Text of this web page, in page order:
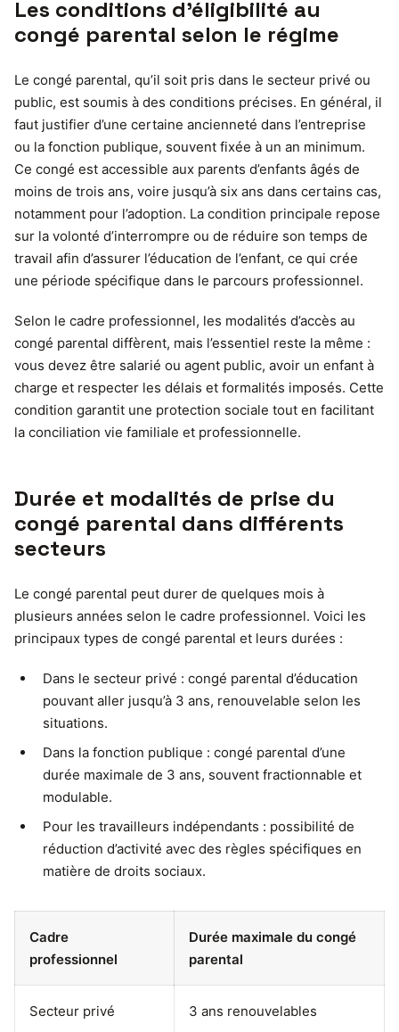
Les conditions d’éligibilité au
congé parental selon le régime
Le congé parental, qu’il soit pris dans le secteur privé ou
public, est soumis à des conditions précises. En général, il
faut justifier d’une certaine ancienneté dans l’entreprise
ou la fonction publique, souvent fixée à un an minimum.
Ce congé est accessible aux parents d’enfants âgés de
moins de trois ans, voire jusqu’à six ans dans certains cas,
notamment pour l’adoption. La condition principale repose
sur la volonté d’interrompre ou de réduire son temps de
travail afin d’assurer l’éducation de l’enfant, ce qui crée
une période spécifique dans le parcours professionnel.
Selon le cadre professionnel, les modalités d’accès au
congé parental diffèrent, mais l’essentiel reste la même :
vous devez être salarié ou agent public, avoir un enfant à
charge et respecter les délais et formalités imposés. Cette
condition garantit une protection sociale tout en facilitant
la conciliation vie familiale et professionnelle.
Durée et modalités de prise du
congé parental dans différents
secteurs
Le congé parental peut durer de quelques mois à
plusieurs années selon le cadre professionnel. Voici les
principaux types de congé parental et leurs durées :
Dans le secteur privé : congé parental d’éducation
pouvant aller jusqu’à 3 ans, renouvelable selon les
situations.
Dans la fonction publique : congé parental d’une
durée maximale de 3 ans, souvent fractionnable et
modulable.
Pour les travailleurs indépendants : possibilité de
réduction d’activité avec des règles spécifiques en
matière de droits sociaux.
Cadre
professionnel
Durée maximale du congé
parental
Secteur privé 3 ans renouvelables